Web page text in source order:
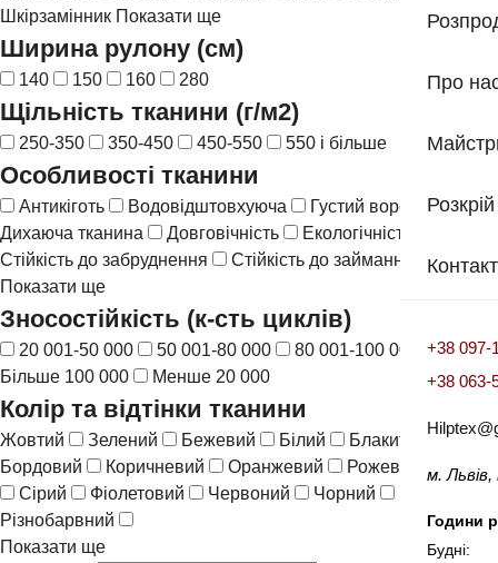
Про
Розкрій
+38 097-
+38 063-
м.
Години
Будні:
Шкірзамінник Показати ще
Ширина рулону (см)
140 150 160 280
Щільність тканини (г/м2)
250-350 350-450 450-550 550 і більше
Особливості тканини
Антикіготь Водовідштовхуюча
Густий ворс
Дихаюча тканина
Довговічність
Екологічність
Стійкість до забруднення
Стійкість до займання
Показати ще
Зносостійкість (к-сть циклів)
20 001-50 000 50 001-80 000
80 001-100 000
Більше 100 000
Менше 20 000
Колір та відтінки тканини
Жовтий Зелений Бежевий Білий
Блакитний
Бордовий
Коричневий Оранжевий Рожевий
Синій
Сірий
Фіолетовий Червоний
Чорний
Різнобарвний
Показати ще